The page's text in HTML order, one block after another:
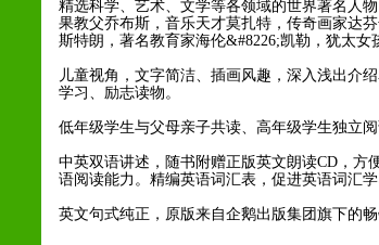
精选科学、艺术、文学等各领域的世界著名人
果教父乔布斯，音乐天才莫扎特，传奇画家达
斯特朗，著名教育家海伦&#8226;凯勒，犹太女
儿童视角，文字简洁、插画风趣，深入浅出介
学习、励志读物。
低年级学生与父母亲子共读、高年级学生独立阅
中英双语讲述，随书附赠正版英文朗读CD，方
语阅读能力。精编英语词汇表，促进英语词汇学
英文句式纯正，原版来自企鹅出版集团旗下的